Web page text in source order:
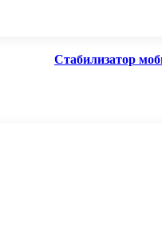
Стабилизатор